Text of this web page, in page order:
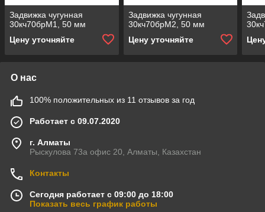
Задвижка чугунная
30кч70брМ1, 50 мм
Цену уточняйте
Задвижка чугунная
30кч70брМ2, 50 мм
Цену уточняйте
О нас
100% положительных из 11 отзывов за год
Работает с 09.07.2020
г. Алматы
Рыскулова 73а офис 20, Алматы, Казахстан
Контакты
Сегодня работает с 09:00 до 18:00
Показать весь график работы